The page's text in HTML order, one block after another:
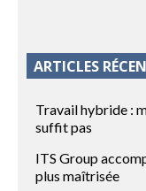
ARTICLES
Travail hybride :
suffit pas
ITS Group
plus maîtrisée